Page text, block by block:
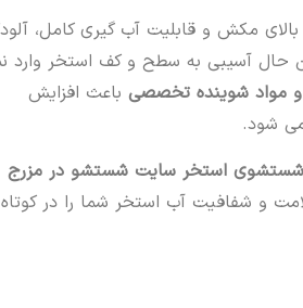
بالای مکش و قابلیت آب گیری کامل،
حال آسیبی به سطح و کف استخر وارد
مواد شوینده تخصصی باعث افزایش
شود.
استخر سایت شستشو در مزرج
و شفافیت آب استخر شما را در کوتاه